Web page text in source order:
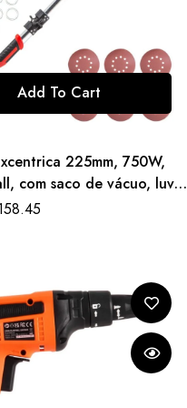
Add To Cart
225mm, 750W,
com saco de vácuo, luvas